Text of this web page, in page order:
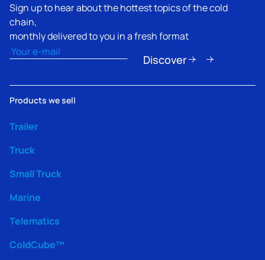
Sign up to hear about the hottest topics of the cold
chain,
monthly delivered to you in a fresh format
Email(Obligatorio)
Discover
Products we sell
Trailer
Truck
Small Truck
Marine
Telematics
ColdCube™